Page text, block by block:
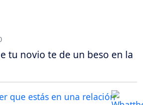
tu novio te de un beso en la